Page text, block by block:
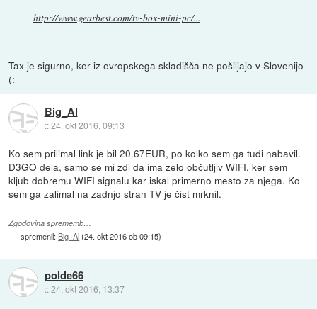
http://www.gearbest.com/tv-box-mini-pc/...
Tax je sigurno, ker iz evropskega skladišča ne pošiljajo v Slovenijo
(:
Big_Al
::24. okt 2016, 09:13
Ko sem prilimal link je bil 20.67EUR, po kolko sem ga tudi nabavil.
D3GO dela, samo se mi zdi da ima zelo občutljiv WIFI, ker sem
kljub dobremu WIFI signalu kar iskal primerno mesto za njega. Ko
sem ga zalimal na zadnjo stran TV je čist mrknil.
Zgodovina sprememb…
spremenil: Big_Al(24. okt 2016 ob 09:15)
polde66
::24. okt 2016, 13:37